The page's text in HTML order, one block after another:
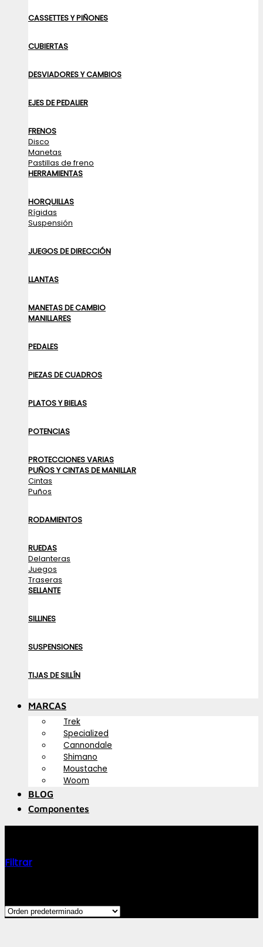
CASSETTES Y PIÑONES
CUBIERTAS
DESVIADORES Y CAMBIOS
EJES DE PEDALIER
FRENOS
Disco
Manetas
Pastillas de freno
HERRAMIENTAS
HORQUILLAS
Rígidas
Suspensión
JUEGOS DE DIRECCIÓN
LLANTAS
MANETAS DE CAMBIO
MANILLARES
PEDALES
PIEZAS DE CUADROS
PLATOS Y BIELAS
POTENCIAS
PROTECCIONES VARIAS
PUÑOS Y CINTAS DE MANILLAR
Cintas
Puños
RODAMIENTOS
RUEDAS
Delanteras
Juegos
Traseras
SELLANTE
SILLINES
SUSPENSIONES
TIJAS DE SILLÍN
MARCAS
Trek
Specialized
Cannondale
Shimano
Moustache
Woom
BLOG
Componentes
Filtrar